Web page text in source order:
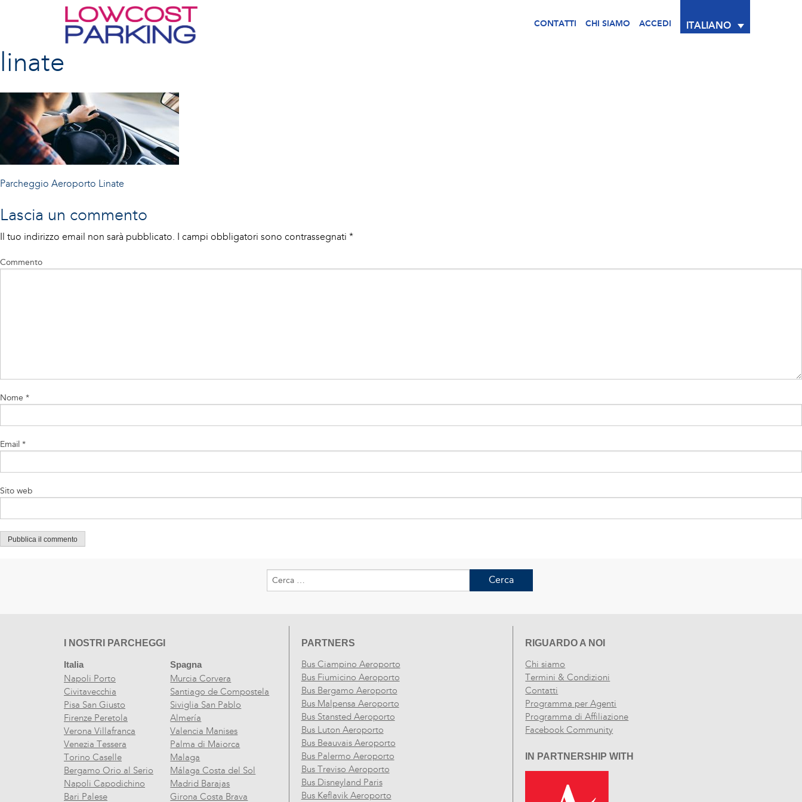
CONTATTI CHI SIAMO ACCEDI ITALIANO
linate
Navigazione
articoli
Parcheggio Aeroporto Linate
Lascia un commento
Il tuo indirizzo email non sarà pubblicato. I campi obbligatori sono contrassegnati *
Commento
Nome *
Email *
Sito web
I NOSTRI PARCHEGGI
Italia
Napoli Porto
Civitavecchia
Pisa San Giusto
Firenze Peretola
Verona Villafranca
Venezia Tessera
Torino Caselle
Bergamo Orio al Serio
Napoli Capodichino
Bari Palese
Spagna
Murcia Corvera
Santiago de Compostela
Siviglia San Pablo
Almería
Valencia Manises
Palma di Maiorca
Malaga
Málaga Costa del Sol
Madrid Barajas
Girona Costa Brava
PARTNERS
Bus Ciampino Aeroporto
Bus Fiumicino Aeroporto
Bus Bergamo Aeroporto
Bus Malpensa Aeroporto
Bus Stansted Aeroporto
Bus Luton Aeroporto
Bus Beauvais Aeroporto
Bus Palermo Aeroporto
Bus Treviso Aeroporto
Bus Disneyland Paris
Bus Keflavik Aeroporto
RIGUARDO A NOI
Chi siamo
Termini & Condizioni
Contatti
Programma per Agenti
Programma di Affiliazione
Facebook Community
IN PARTNERSHIP WITH